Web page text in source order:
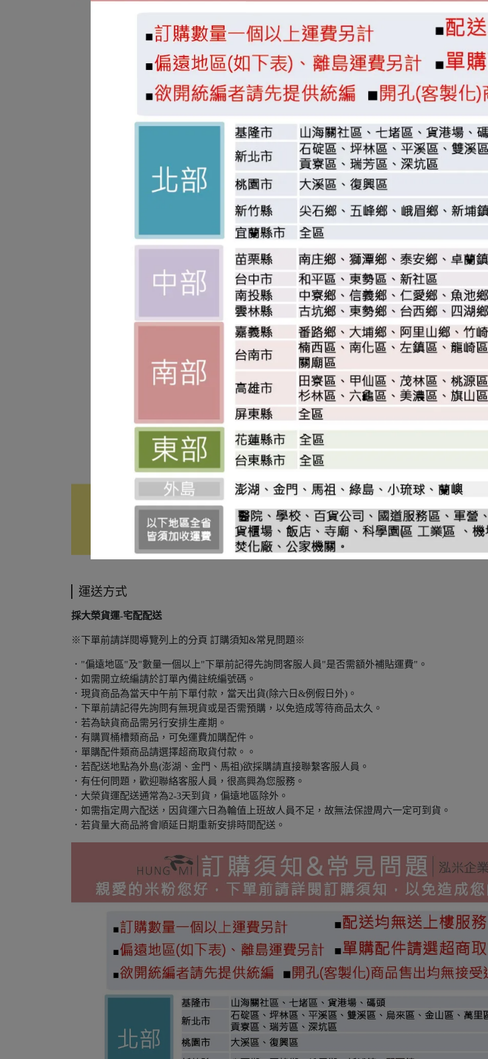
運送方式
採大榮貨運-宅配配送
※下單前請詳閱導覽列上的分頁 訂購須知&常見問題※
．"偏遠地區"及"數量一個以上"下單前記得先詢問客服人員"是否需額外補貼運費"。
．如需開立統編請於訂單內備註統編號碼。
．現貨商品為當天中午前下單付款，當天出貨(除六日&例假日外)。
．下單前請記得先詢問有無現貨或是否需預購，以免造成等待商品太久。
．若為缺貨商品需另行安排生產期。
．有購買桶槽類商品，可免運費加購配件。
．單購配件類商品請選擇超商取貨付款。。
．若配送地點為外島(澎湖、金門、馬祖)欲採購請直接聯繫客服人員。
．有任何問題，歡迎聯絡客服人員，很高興為您服務。
．大榮貨運配送通常為2-3天到貨，偏遠地區除外。
．如需指定周六配送，因貨運六日為輪值上班故人員不足，故無法保證周六一定可到貨。
．若貨量大商品將會順延日期重新安排時間配送。